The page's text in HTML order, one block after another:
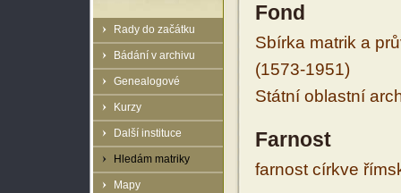
Rady do začátku
Bádání v archivu
Genealogové
Kurzy
Další instituce
Hledám matriky
Mapy
Fond
Sbírka matrik a
(1573-1951)
Státní oblastní
Farnost
farnost církve